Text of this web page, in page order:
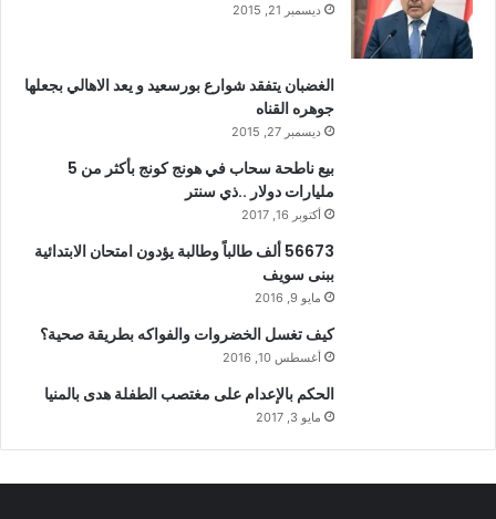
ديسمبر 21, 2015
الغضبان يتفقد شوارع بورسعيد و يعد الاهالي بجعلها
جوهره القناه
ديسمبر 27, 2015
بيع ناطحة سحاب في هونج كونج بأكثر من 5
مليارات دولار ..ذي سنتر
أكتوبر 16, 2017
56673 ألف طالباً وطالبة يؤدون امتحان الابتدائية
ببنى سويف
مايو 9, 2016
كيف تغسل الخضروات والفواكه بطريقة صحية؟
أغسطس 10, 2016
الحكم بالإعدام على مغتصب الطفلة هدى بالمنيا
مايو 3, 2017